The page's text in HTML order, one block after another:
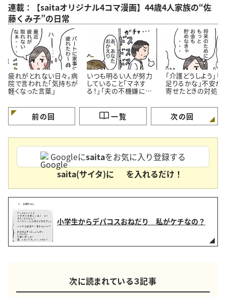
連載：【saitaオリジナル4コマ漫画】44歳4人家族の“佐
藤くみ子”の日常
疲れがとれない日々。病
院で言われた「気持ちが
軽くなった言葉」
いつも明るい人が努力
していること「マネす
る！」「夫の不機嫌に振
漫画＞
「介護どうしよう」「
足りるかな」不安が
寄せたときの対処
前の回 一覧 次の回
Googleにsaitaをお気に入り登録する
saita(サイタ)に
を入れるだけ！
小学生からデパコスおねだり 私がケチなの？
次に読まれている３記事